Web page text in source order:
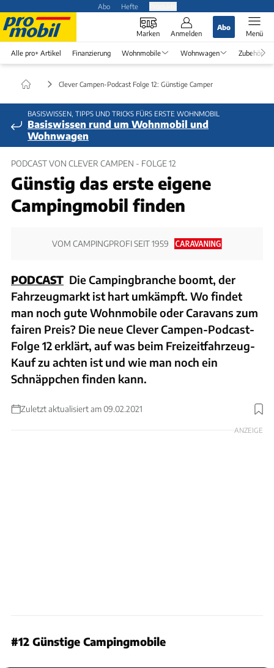
Abo Hefte
Marken Anmelden
Abo
Menü
Alle pro+ Artikel Finanzierung Wohnmobile Wohnwagen Zubehör
Clever Campen-Podcast Folge 12: Günstige Camper
BASISWISSEN, TIPPS UND TRICKS FÜRS ERSTE WOHNMOBIL
Basiswissen rund um Wohnmobil und
Wohnwagen
PODCAST VON CLEVER CAMPEN - FOLGE 12
Günstig das erste eigene
Campingmobil finden
VOM CAMPINGPROFI SEIT 1959
PODCAST Die Campingbranche boomt, der
Fahrzeugmarkt ist hart umkämpft. Wo findet
man noch gute Wohnmobile oder Caravans zum
fairen Preis? Die neue Clever Campen-Podcast-
Folge 12 erklärt, auf was beim Freizeitfahrzeug-
Kauf zu achten ist und wie man noch ein
Schnäppchen finden kann.
Zuletzt aktualisiert am 09.02.2021
ANZEIGE
#12 Günstige Campingmobile